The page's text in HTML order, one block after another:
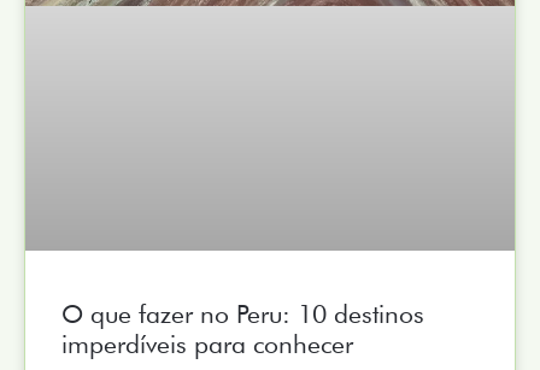
O que fazer no Peru: 10 destinos
imperdíveis para conhecer